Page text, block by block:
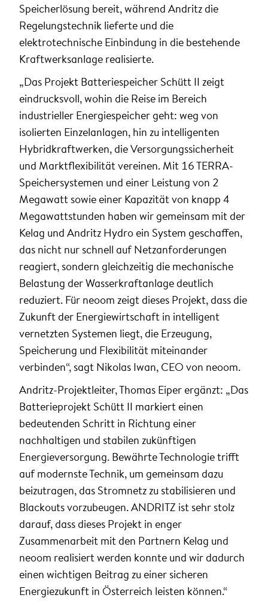
Speicherlösung bereit, während Andritz die
Regelungstechnik lieferte und die
elektrotechnische Einbindung in die bestehende
Kraftwerksanlage realisierte.
„Das Projekt Batteriespeicher Schütt II zeigt
eindrucksvoll, wohin die Reise im Bereich
industrieller Energiespeicher geht: weg von
isolierten Einzelanlagen, hin zu intelligenten
Hybridkraftwerken, die Versorgungssicherheit
und Marktflexibilität vereinen. Mit 16 TERRA-
Speichersystemen und einer Leistung von 2
Megawatt sowie einer Kapazität von knapp 4
Megawattstunden haben wir gemeinsam mit der
Kelag und Andritz Hydro ein System geschaffen,
das nicht nur schnell auf Netzanforderungen
reagiert, sondern gleichzeitig die mechanische
Belastung der Wasserkraftanlage deutlich
reduziert. Für neoom zeigt dieses Projekt, dass die
Zukunft der Energiewirtschaft in intelligent
vernetzten Systemen liegt, die Erzeugung,
Speicherung und Flexibilität miteinander
verbinden“, sagt Nikolas Iwan, CEO von neoom.
Andritz-Projektleiter, Thomas Eiper ergänzt: „Das
Batterieprojekt Schütt II markiert einen
bedeutenden Schritt in Richtung einer
nachhaltigen und stabilen zukünftigen
Energieversorgung. Bewährte Technologie trifft
auf modernste Technik, um gemeinsam dazu
beizutragen, das Stromnetz zu stabilisieren und
Blackouts vorzubeugen. ANDRITZ ist sehr stolz
darauf, dass dieses Projekt in enger
Zusammenarbeit mit den Partnern Kelag und
neoom realisiert werden konnte und wir dadurch
einen wichtigen Beitrag zu einer sicheren
Energiezukunft in Österreich leisten können.“